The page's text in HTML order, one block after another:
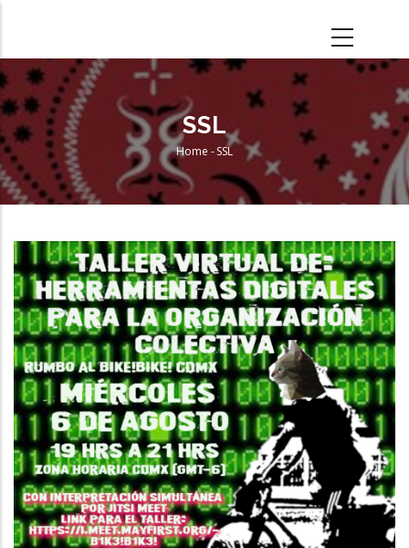
main
content
SSL
Breadcrumb
Home -SSL